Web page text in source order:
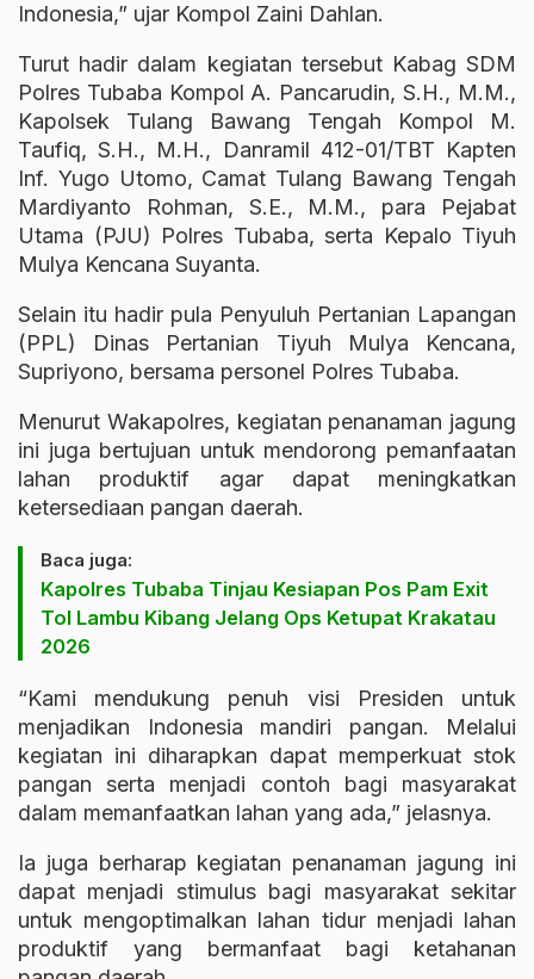
Indonesia,” ujar Kompol Zaini Dahlan.
Turut hadir dalam kegiatan tersebut Kabag SDM
Polres Tubaba Kompol A. Pancarudin, S.H., M.M.,
Kapolsek Tulang Bawang Tengah Kompol M.
Taufiq, S.H., M.H., Danramil 412-01/TBT Kapten
Inf. Yugo Utomo, Camat Tulang Bawang Tengah
Mardiyanto Rohman, S.E., M.M., para Pejabat
Utama (PJU) Polres Tubaba, serta Kepalo Tiyuh
Mulya Kencana Suyanta.
Selain itu hadir pula Penyuluh Pertanian Lapangan
(PPL) Dinas Pertanian Tiyuh Mulya Kencana,
Supriyono, bersama personel Polres Tubaba.
Menurut Wakapolres, kegiatan penanaman jagung
ini juga bertujuan untuk mendorong pemanfaatan
lahan produktif agar dapat meningkatkan
ketersediaan pangan daerah.
Baca juga:
Kapolres Tubaba Tinjau Kesiapan Pos Pam Exit
Tol Lambu Kibang Jelang Ops Ketupat Krakatau
2026
“Kami mendukung penuh visi Presiden untuk
menjadikan Indonesia mandiri pangan. Melalui
kegiatan ini diharapkan dapat memperkuat stok
pangan serta menjadi contoh bagi masyarakat
dalam memanfaatkan lahan yang ada,” jelasnya.
Ia juga berharap kegiatan penanaman jagung ini
dapat menjadi stimulus bagi masyarakat sekitar
untuk mengoptimalkan lahan tidur menjadi lahan
produktif yang bermanfaat bagi ketahanan